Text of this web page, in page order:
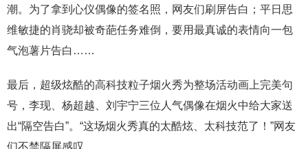
潮。为了拿到心仪偶像的签名照，网友们刷屏告白；平日思
维敏捷的肖骁却被奇葩任务难倒，要用最真诚的表情向一包
气泡薯片告白……
最后，超级炫酷的高科技粒子烟火秀为整场活动画上完美句
号，李现、杨超越、刘宇宁三位人气偶像在烟火中给大家送
出“隔空告白”。“这场烟火秀真的太酷炫、太科技范了！”网友
们不禁隔屏感叹。